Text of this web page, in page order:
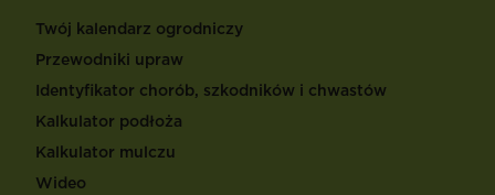
Twój kalendarz ogrodniczy
Przewodniki upraw
Identyfikator chorób, szkodników i chwastów
Kalkulator podłoża
Kalkulator mulczu
Wideo